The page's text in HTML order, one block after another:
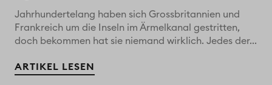
Jahrhundertelang haben sich Grossbritannien und
Frankreich um die Inseln im Ärmelkanal gestritten,
doch bekommen hat sie niemand wirklich. Jedes der...
ARTIKEL LESEN